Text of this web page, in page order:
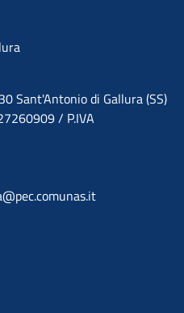
Sant'Antonio di Gallura (SS)
/ P.IVA